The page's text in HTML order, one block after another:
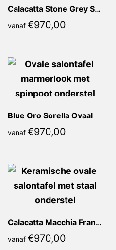
Calacatta Stone Grey Sorella Ovaal
vanaf €970,00
Blue Oro Sorella Ovaal
vanaf €970,00
Calacatta Macchia Franca Ovaal
vanaf €970,00